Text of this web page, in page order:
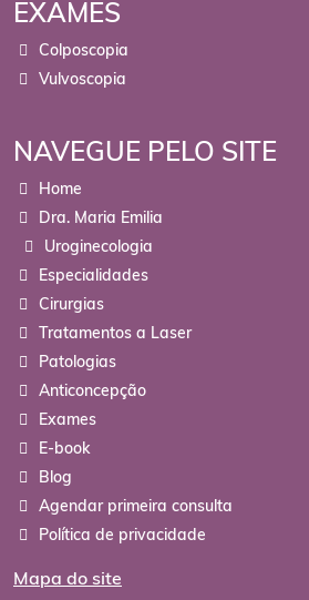
EXAMES
Colposcopia
Vulvoscopia
NAVEGUE PELO SITE
Home
Dra. Maria Emilia
Uroginecologia
Especialidades
Cirurgias
Tratamentos a Laser
Patologias
Anticoncepção
Exames
E-book
Blog
Agendar primeira consulta
Política de privacidade
Mapa do site